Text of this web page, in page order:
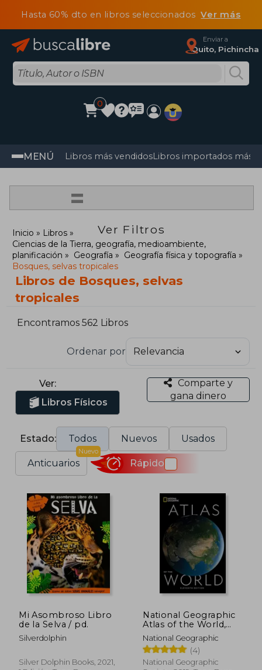
Hasta 60% dto en libros seleccionadosVer más
Enviar a
Quito, Pichincha
0
MENÚ Libros más vendidosLibros importados más
=
Ver Filtros
Inicio
Libros
Ciencias de la Tierra, geografía, medioambiente,
planificación
Geografía
Geografía física y topografía
Bosques, selvas tropicales
Libros de Bosques, selvas
tropicales
Encontramos 562 Libros
Ordenar por
Ver:
Libros Físicos
Comparte y
gana dinero
Estado: Todos Nuevos Usados
Anticuarios
Nuevo
Rápido
Mi Asombroso Libro
de la Selva / pd.
Silverdolphin
Silver Dolphin Books, 2021,
National Geographic
Atlas of the World,
11Th Edition (en
Inglés)
National Geographic
(4)
National Geographic